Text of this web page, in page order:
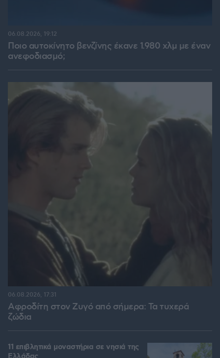
Ποιο αυτοκίνητο βενζίνης έκανε 1.980 χλμ με έναν
ανεφοδιασμό;
06.08.2026, 19:12
Αφροδίτη στον Ζυγό από σήμερα: Τα τυχερά
ζώδια
06.08.2026, 17:31
11 επιβλητικά μοναστήρια σε νησιά της